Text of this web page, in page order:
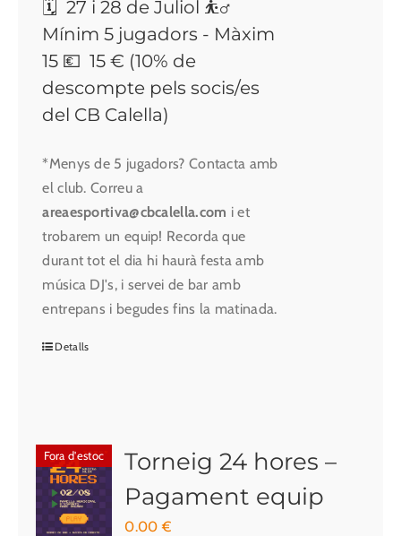
🗓 27 i 28 de Juliol ⛹️‍♂️
Mínim 5 jugadors - Màxim
15 💶 15 € (10% de
descompte pels socis/es
del CB Calella)
*Menys de 5 jugadors? Contacta amb
el club. Correu a
areaesportiva@cbcalella.com i et
trobarem un equip! Recorda que
durant tot el dia hi haurà festa amb
música DJ's, i servei de bar amb
entrepans i begudes fins la matinada.
Detalls
Fora d'estoc
Torneig 24 hores –
Pagament equip
0.00€